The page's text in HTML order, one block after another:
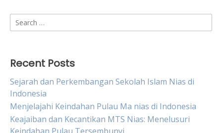
Search
for:
Recent Posts
Sejarah dan Perkembangan Sekolah Islam Nias di
Indonesia
Menjelajahi Keindahan Pulau Ma nias di Indonesia
Keajaiban dan Kecantikan MTS Nias: Menelusuri